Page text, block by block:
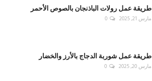
طريقة عمل رولات الباذنجان بالصوص الأحمر
مارس 21, 2025 0
طريقة عمل شوربة الدجاج بالأرز والخضار
مارس 20, 2025 0